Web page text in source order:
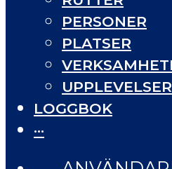
PERSONER
PLATSER
UPPLEVELSER
LOGGBOK
···